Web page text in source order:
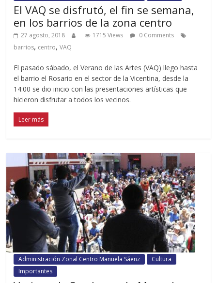
El VAQ se disfrutó, el fin se semana,
en los barrios de la zona centro
27 agosto, 2018 1715 Views
0 Comments
barrios, centro,VAQ
El pasado sábado, el Verano de las Artes (VAQ) llego hasta
el barrio el Rosario en el sector de la Vicentina, desde la
14:00 se dio inicio con las presentaciones artísticas que
hicieron disfrutar a todos los vecinos.
Leer más
Administración Zonal Centro Manuela Sáenz
Cultura
Importantes